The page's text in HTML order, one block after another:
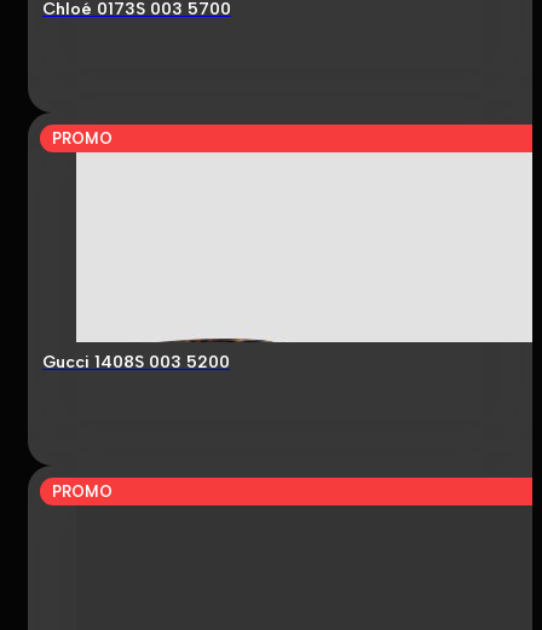
Chloé 0173S 003 5700
PROMO
Gucci 1408S 003 5200
PROMO